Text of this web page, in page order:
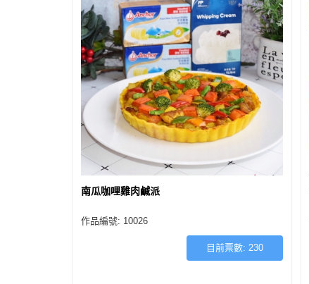
南瓜咖哩雞肉鹹派
作品編號: 10026
目前票數:230